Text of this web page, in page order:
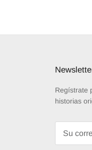
Regístrate
historias